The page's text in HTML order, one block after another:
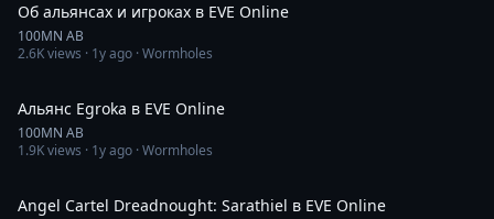
Об альянсах и игроках в EVE Online
100MN AB
2.6Kviews · 1y ago · Wormholes
Альянс Egroka в EVE Online
100MN AB
1.9Kviews · 1y ago · Wormholes
Angel Cartel Dreadnought: Sarathiel в EVE Online